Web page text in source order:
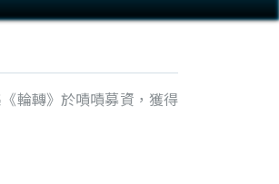
輪轉》於嘖嘖募資，獲得